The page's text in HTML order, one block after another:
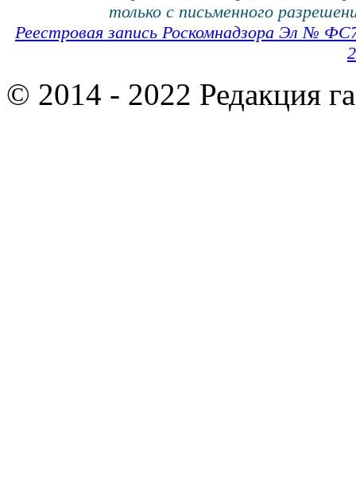
только с письменного
Реестровая запись Роскомнадзора Эл №
© 2014 - 2022 Редакция